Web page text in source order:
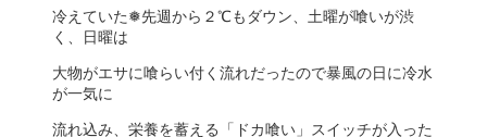
冷えていた❅先週から２℃もダウン、土曜が喰いが渋
く、日曜は
大物がエサに喰らい付く流れだったので暴風の日に冷水
が一気に
流れ込み、栄養を蓄える「ドカ喰い」スイッチが入った